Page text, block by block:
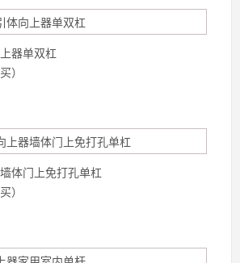
器单双杠
）
体门上免打孔单杠
）